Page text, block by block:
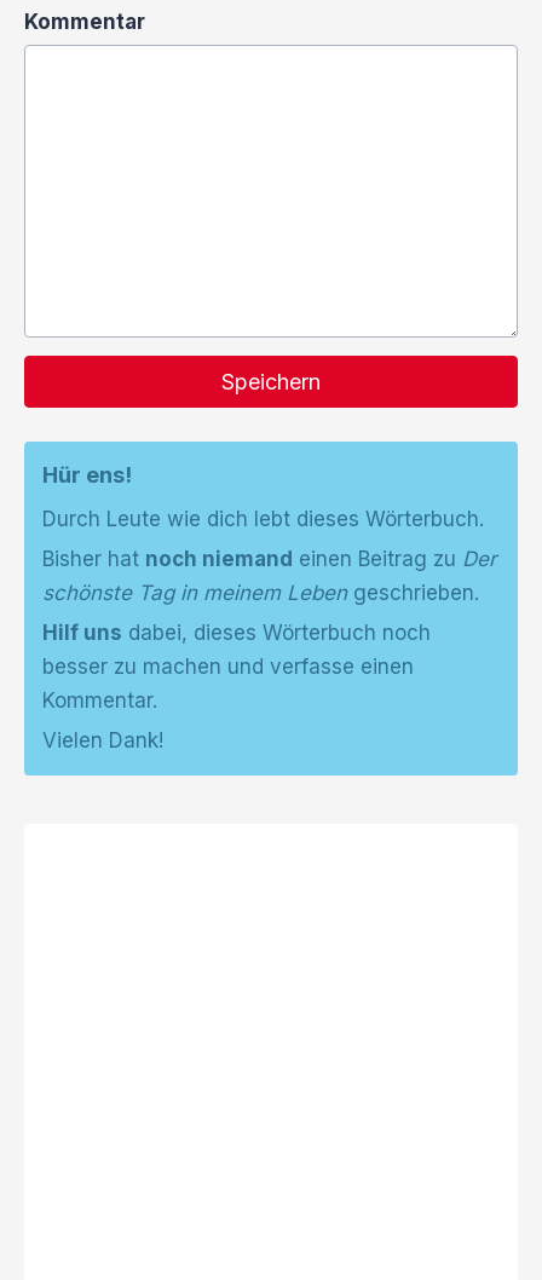
Kommentar
Speichern
Hür ens!
Durch Leute wie dich lebt dieses Wörterbuch.
Bisher hat noch niemand einen Beitrag zu Der
schönste Tag in meinem Lebengeschrieben.
Hilf uns dabei, dieses Wörterbuch noch
besser zu machen und verfasse einen
Kommentar.
Vielen Dank!